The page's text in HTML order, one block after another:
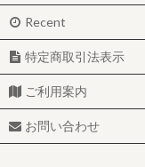
Recent
特定商取引法表示
ご利用案内
お問い合わせ